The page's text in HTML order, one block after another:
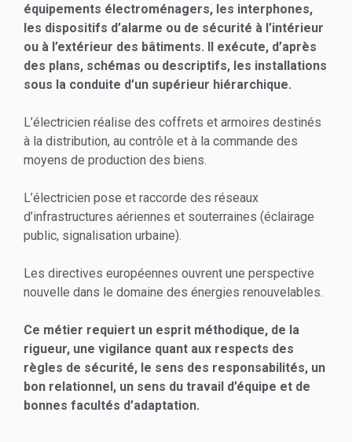
équipements électroménagers, les interphones,
les dispositifs d’alarme ou de sécurité à l’intérieur
ou à l’extérieur des bâtiments. Il exécute, d’après
des plans, schémas ou descriptifs, les installations
sous la conduite d’un supérieur hiérarchique.
L’électricien réalise des coffrets et armoires destinés
à la distribution, au contrôle et à la commande des
moyens de production des biens.
L’électricien pose et raccorde des réseaux
d’infrastructures aériennes et souterraines (éclairage
public, signalisation urbaine).
Les directives européennes ouvrent une perspective
nouvelle dans le domaine des énergies renouvelables.
Ce métier requiert un esprit méthodique, de la
rigueur, une vigilance quant aux respects des
règles de sécurité, le sens des responsabilités, un
bon relationnel, un sens du travail d’équipe et de
bonnes facultés d’adaptation.